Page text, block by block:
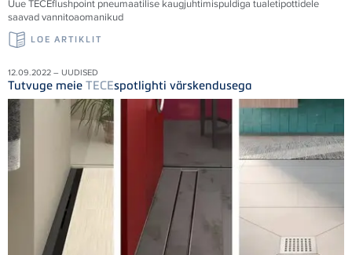
UueTECEflushpoint pneumaatilise kaugjuhtimispuldiga tualetipottidele
saavad vannitoaomanikud
LOE ARTIKLIT
12.09.2022 – UUDISED
Tutvuge meie TECEspotlighti värskendusega